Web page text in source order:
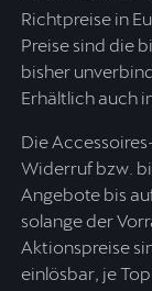
Richtpreise in
Preise sind die
bisher
Erhältlich auch
Die
Widerruf bzw.
Angebote bis
solange der
Aktionspreise
einlösbar, je